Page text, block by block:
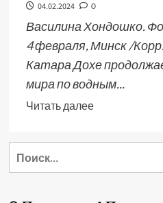
04.02.2024 0
Василина Хондошко.
4 февраля, Минск /
Катара Дохе
мира по водным...
Читать далее